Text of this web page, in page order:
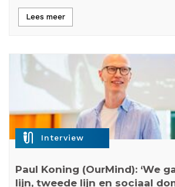
Lees meer
mic_external_on Interview
Paul Koning (OurMind): ‘We
lijn, tweede lijn en sociaal